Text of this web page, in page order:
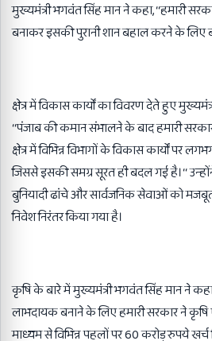
मुख्यमंत्री भगवंत सिंह मान ने कहा, ‘‘हमारी
बनाकर इसकी पुरानी शान बहाल करने के लिए
क्षेत्र में विकास कार्यों का विवरण देते हुए
‘‘पंजाब की कमान संभालने के बाद हमारी
क्षेत्र में विभिन्न विभागों के विकास कार्यों पर
जिससे इसकी समग्र सूरत ही बदल गई है।‘‘
बुनियादी ढांचे और सार्वजनिक सेवाओं को
निवेश निरंतर किया गया है।
कृषि के बारे में मुख्यमंत्री भगवंत सिंह मान ने कहा,
लाभदायक बनाने के लिए हमारी सरकार ने
माध्यम से विभिन्न पहलों पर 60 करोड़ रुपये खर्च